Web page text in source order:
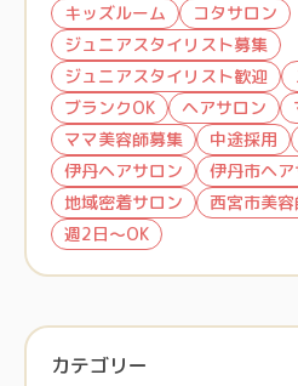
キッズルーム
コタサロン
ジュニアスタイリスト募集
ジュニアスタイリスト歓迎
ブランクOK
ヘアサロン
ママ美容師募集
中途採用
伊丹ヘアサロン
伊丹市ヘ
地域密着サロン
西宮市美
週2日～OK
カテゴリー